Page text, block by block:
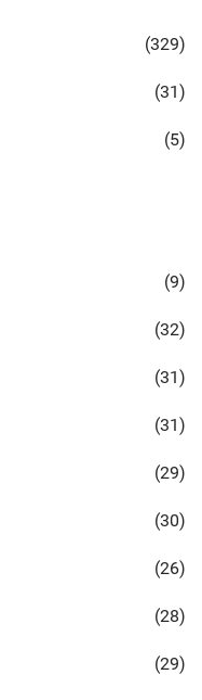
(329)
(31)
(5)
(9)
(32)
(31)
(31)
(29)
(30)
(26)
(28)
(29)